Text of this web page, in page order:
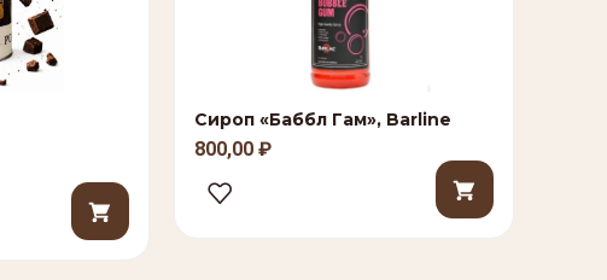
Сироп «Баббл Гам», Barline
800,00 ₽